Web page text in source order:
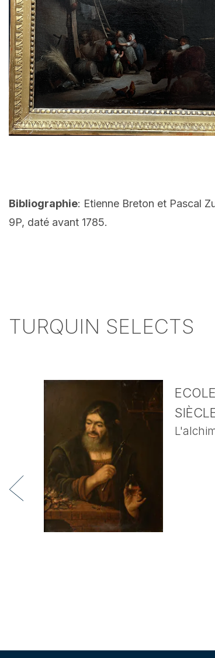
Bibliographie: Etienne Breton et Pascal
9P, daté avant 1785.
TURQUIN SELECTS